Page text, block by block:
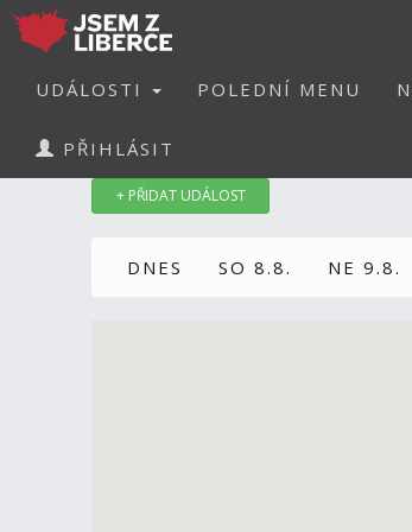
UDÁLOSTI POLEDNÍ MENU
PŘIHLÁSIT
+ PŘIDAT UDÁLOST
DNES SO 8.8. NE 9.8.